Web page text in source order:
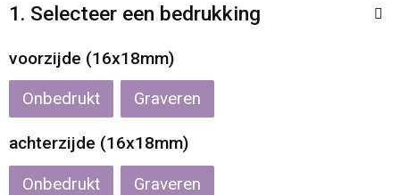
Waterflesjes
Promotietassen
Rugzakken
Veiligheidssignalering en Verlichting
Vesten
1. Selecteer een bedrukking
voorzijde (16x18mm)
Onbedrukt Graveren
achterzijde (16x18mm)
Onbedrukt Graveren